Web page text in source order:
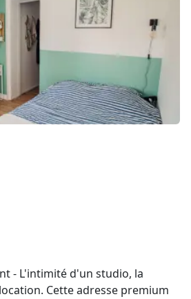
- L'intimité d'un studio, la
Cette adresse premium